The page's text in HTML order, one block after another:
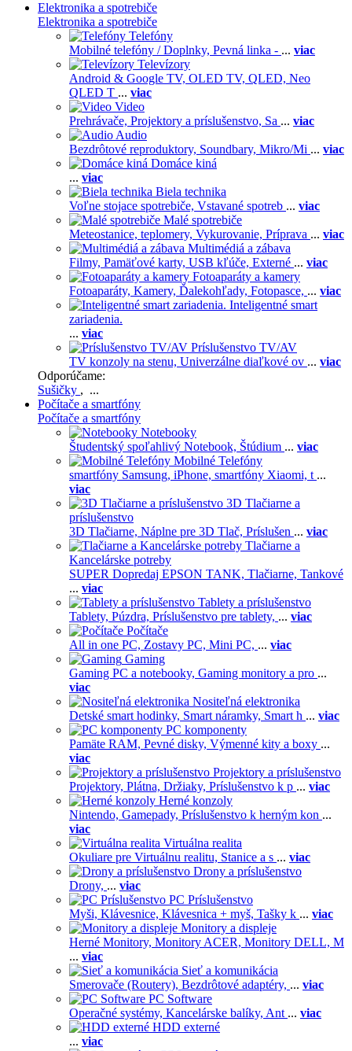
Elektronika a spotrebiče
Elektronika a spotrebiče
Telefóny
Mobilné telefóny / Doplnky, Pevná linka - ... viac
Televízory
Android & Google TV, OLED TV, QLED, Neo
QLED T ... viac
Video
Prehrávače, Projektory a príslušenstvo, Sa ... viac
Audio
Bezdrôtové reproduktory, Soundbary, Mikro/Mi ... viac
Domáce kiná
... viac
Biela technika
Voľne stojace spotrebiče, Vstavané spotreb ... viac
Malé spotrebiče
Meteostanice, teplomery, Vykurovanie, Príprava ... viac
Multimédiá a zábava
Filmy, Pamäťové karty, USB kľúče, Externé ... viac
Fotoaparáty a kamery
Fotoaparáty, Kamery, Ďalekohľady, Fotopasce, ... viac
Inteligentné smart
zariadenia.
... viac
Príslušenstvo TV/AV
TV konzoly na stenu, Univerzálne diaľkové ov ... viac
Odporúčame:
Sušičky , ...
Počítače a smartfóny
Počítače a smartfóny
Notebooky
Študentský spoľahlivý Notebook, Štúdium ... viac
Mobilné Telefóny
smartfóny Samsung, iPhone, smartfóny Xiaomi, t ...
viac
3D Tlačiarne a
príslušenstvo
3D Tlačiarne, Náplne pre 3D Tlač, Príslušen ... viac
Tlačiarne a
Kancelárske potreby
SUPER Dopredaj EPSON TANK, Tlačiarne, Tankové
... viac
Tablety a príslušenstvo
Tablety, Púzdra, Príslušenstvo pre tablety, ... viac
Počítače
All in one PC, Zostavy PC, Mini PC, ... viac
Gaming
Gaming PC a notebooky, Gaming monitory a pro ...
viac
Nositeľná elektronika
Detské smart hodinky, Smart náramky, Smart h ... viac
PC komponenty
Pamäte RAM, Pevné disky, Výmenné kity a boxy ...
viac
Projektory a príslušenstvo
Projektory, Plátna, Držiaky, Príslušenstvo k p ... viac
Herné konzoly
Nintendo, Gamepady, Príslušenstvo k herným kon ...
viac
Virtuálna realita
Okuliare pre Virtuálnu realitu, Stanice a s ... viac
Drony a príslušenstvo
Drony, ... viac
PC Príslušenstvo
Myši, Klávesnice, Klávesnica + myš, Tašky k ... viac
Monitory a displeje
Herné Monitory, Monitory ACER, Monitory DELL, M
... viac
Sieť a komunikácia
Smerovače (Routery), Bezdrôtové adaptéry, ... viac
PC Software
Operačné systémy, Kancelárske balíky, Ant ... viac
HDD externé
... viac